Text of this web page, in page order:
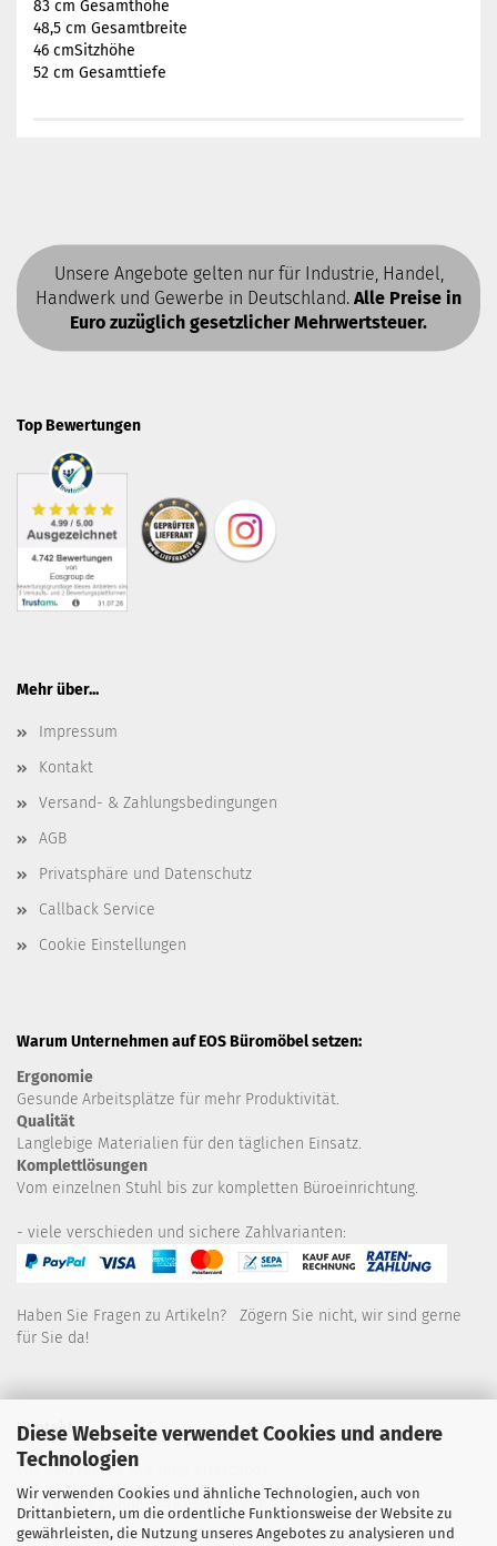
Diese Webseite verwendet Cookies und andere
Technologien
Wir verwenden Cookies und ähnliche Technologien, auch von
Drittanbietern, um die ordentliche Funktionsweise der Website zu
gewährleisten, die Nutzung unseres Angebotes zu analysieren und
83 cm Gesamthöhe
48,5 cm Gesamtbreite
46 cmSitzhöhe
52 cm Gesamttiefe
Unsere Angebote gelten nur für Industrie, Handel,
Handwerk und Gewerbe in Deutschland. Alle Preise in
Euro zuzüglich gesetzlicher Mehrwertsteuer.
Top Bewertungen
Mehr über...
Impressum
Kontakt
Versand- & Zahlungsbedingungen
AGB
Privatsphäre und Datenschutz
Callback Service
Cookie Einstellungen
Warum Unternehmen auf EOS Büromöbel setzen:
Ergonomie
Gesunde Arbeitsplätze für mehr Produktivität.
Qualität
Langlebige Materialien für den täglichen Einsatz.
Komplettlösungen
Vom einzelnen Stuhl bis zur kompletten Büroeinrichtung.
- viele verschieden und sichere Zahlvarianten:
Haben Sie Fragen zu Artikeln? Zögern Sie nicht, wir sind gerne
für Sie da!
Kontakt
Wir sind für Sie wie folgt erreichbar:
Montag bis Donnerstag von 9 bis 16 Uhr
Telefon: 02445-8517300